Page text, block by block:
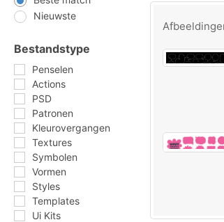
Nieuwste
Bestandstype
Penselen
Actions
PSD
Patronen
Kleurovergangen
Textures
Symbolen
Vormen
Styles
Templates
Ui Kits